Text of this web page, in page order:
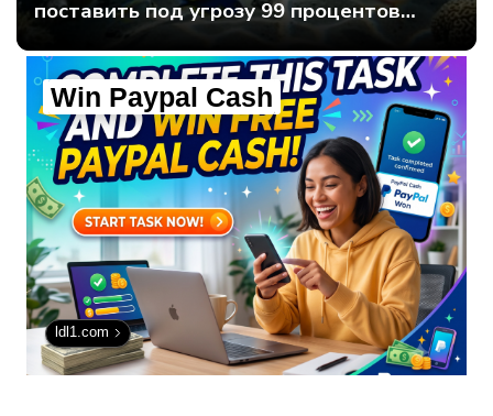
поставить под угрозу 99 процентов
мирового интернет-трафика - Интернет
технологии.
Win Paypal Cash
ldl1.com